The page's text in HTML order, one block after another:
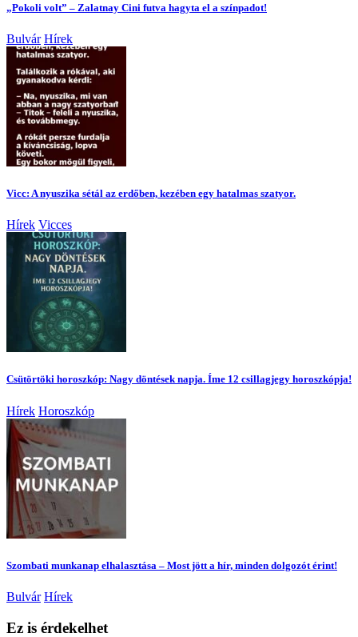
„Pokoli volt” – Zalatnay Cini futva hagyta el a színpadot!
Bulvár Hírek
Vicc: A nyuszika sétál az erdőben, kezében egy hatalmas szatyor.
Hírek Vicces
Csütörtöki horoszkóp: Nagy döntések napja. Íme 12 csillagjegy horoszkópja!
Hírek Horoszkóp
Szombati munkanap elhalasztása – Most jött a hír, minden dolgozót érint!
Bulvár Hírek
Ez is érdekelhet